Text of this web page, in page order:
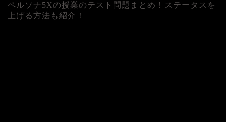
ペルソナ5Xの授業のテスト問題まとめ！ステータスを
上げる方法も紹介！